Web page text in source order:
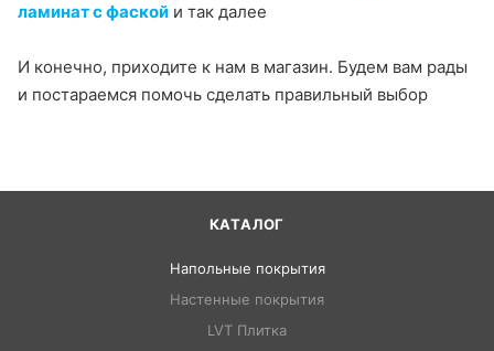
ламинат с фаской и так далее
И конечно, приходите к нам в магазин. Будем вам рады
и постараемся помочь сделать правильный выбор
КАТАЛОГ
Напольные покрытия
Настенные покрытия
LVT Плитка